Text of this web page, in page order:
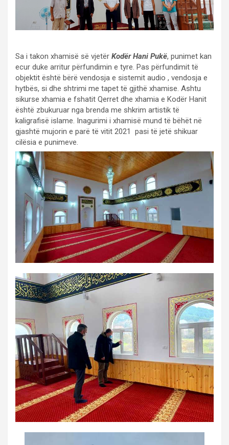
Sa i takon xhamisë së vjetër Kodër Hani Pukë, punimet kan
ecur duke arritur përfundimin e tyre. Pas përfundimit të
objektit është bërë vendosja e sistemit audio , vendosja e
hytbës, si dhe shtrimi me tapet të gjithë xhamise. Ashtu
sikurse xhamia e fshatit Qerret dhe xhamia e Kodër Hanit
është zbukuruar nga brenda me shkrim artistik të
kaligrafisë islame. Inagurimi i xhamisë mund të bëhët në
gjashtë mujorin e parë të vitit 2021 pasi të jetë shikuar
cilësia e punimeve.